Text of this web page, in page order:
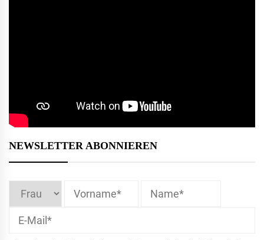
NEWSLETTER ABONNIEREN